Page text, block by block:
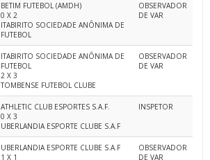
BETIM FUTEBOL (AMDH)
0 X 2
ITABIRITO SOCIEDADE ANÔNIMA DE
FUTEBOL
OBSERVADOR
DE VAR
ITABIRITO SOCIEDADE ANÔNIMA DE
FUTEBOL
2 X 3
TOMBENSE FUTEBOL CLUBE
OBSERVADOR
DE VAR
ATHLETIC CLUB ESPORTES S.A.F.
0 X 3
UBERLANDIA ESPORTE CLUBE S.A.F
INSPETOR
UBERLANDIA ESPORTE CLUBE S.A.F
1 X 1
OBSERVADOR
DE VAR